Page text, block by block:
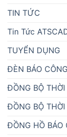
TIN TỨC
Tin Tức
TUYỂN DỤNG
ĐÈN BÁO
ĐỒNG BỘ
ĐỒNG BỘ
ĐỒNG HỒ BÁO